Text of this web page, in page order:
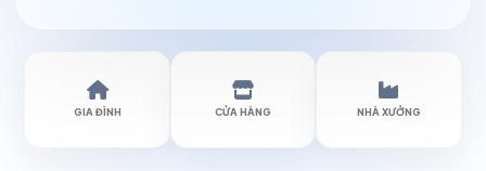
GIA ĐÌNH CỬA HÀNG NHÀ XƯỞNG